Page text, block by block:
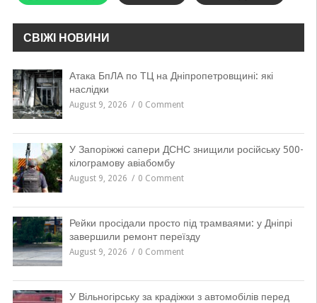
СВІЖІ НОВИНИ
Атака БпЛА по ТЦ на Дніпропетровщині: які
наслідки
August 9, 2026 0 Comment
У Запоріжжі сапери ДСНС знищили російську 500-
кілограмову авіабомбу
August 9, 2026 0 Comment
Рейки просідали просто під трамваями: у Дніпрі
завершили ремонт переїзду
August 9, 2026 0 Comment
У Вільногірську за крадіжки з автомобілів перед